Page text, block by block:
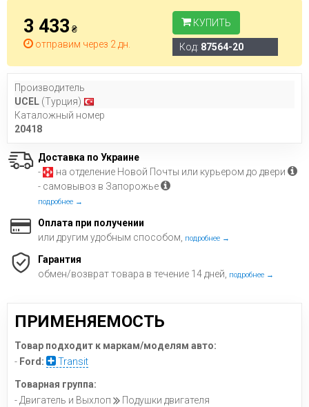
3 433 ₴
отправим через 2 дн.
КУПИТЬ
Код: 87564-20
Производитель
UCEL (Турция)
Каталожный номер
20418
Доставка по Украине
-
на отделение Новой Почты или курьером до двери
- самовывоз в Запорожье
подробнее →
Оплата при получении
или другим удобным способом,
подробнее →
Гарантия
обмен/возврат товара в течение 14 дней,
подробнее →
ПРИМЕНЯЕМОСТЬ
Товар подходит к маркам/моделям авто:
- Ford: Transit
Товарная группа:
- Двигатель и Выхлоп
Подушки двигателя